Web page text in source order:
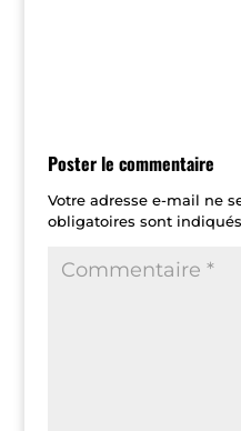
Poster le commentaire
Votre adresse e-mail ne
obligatoires sont